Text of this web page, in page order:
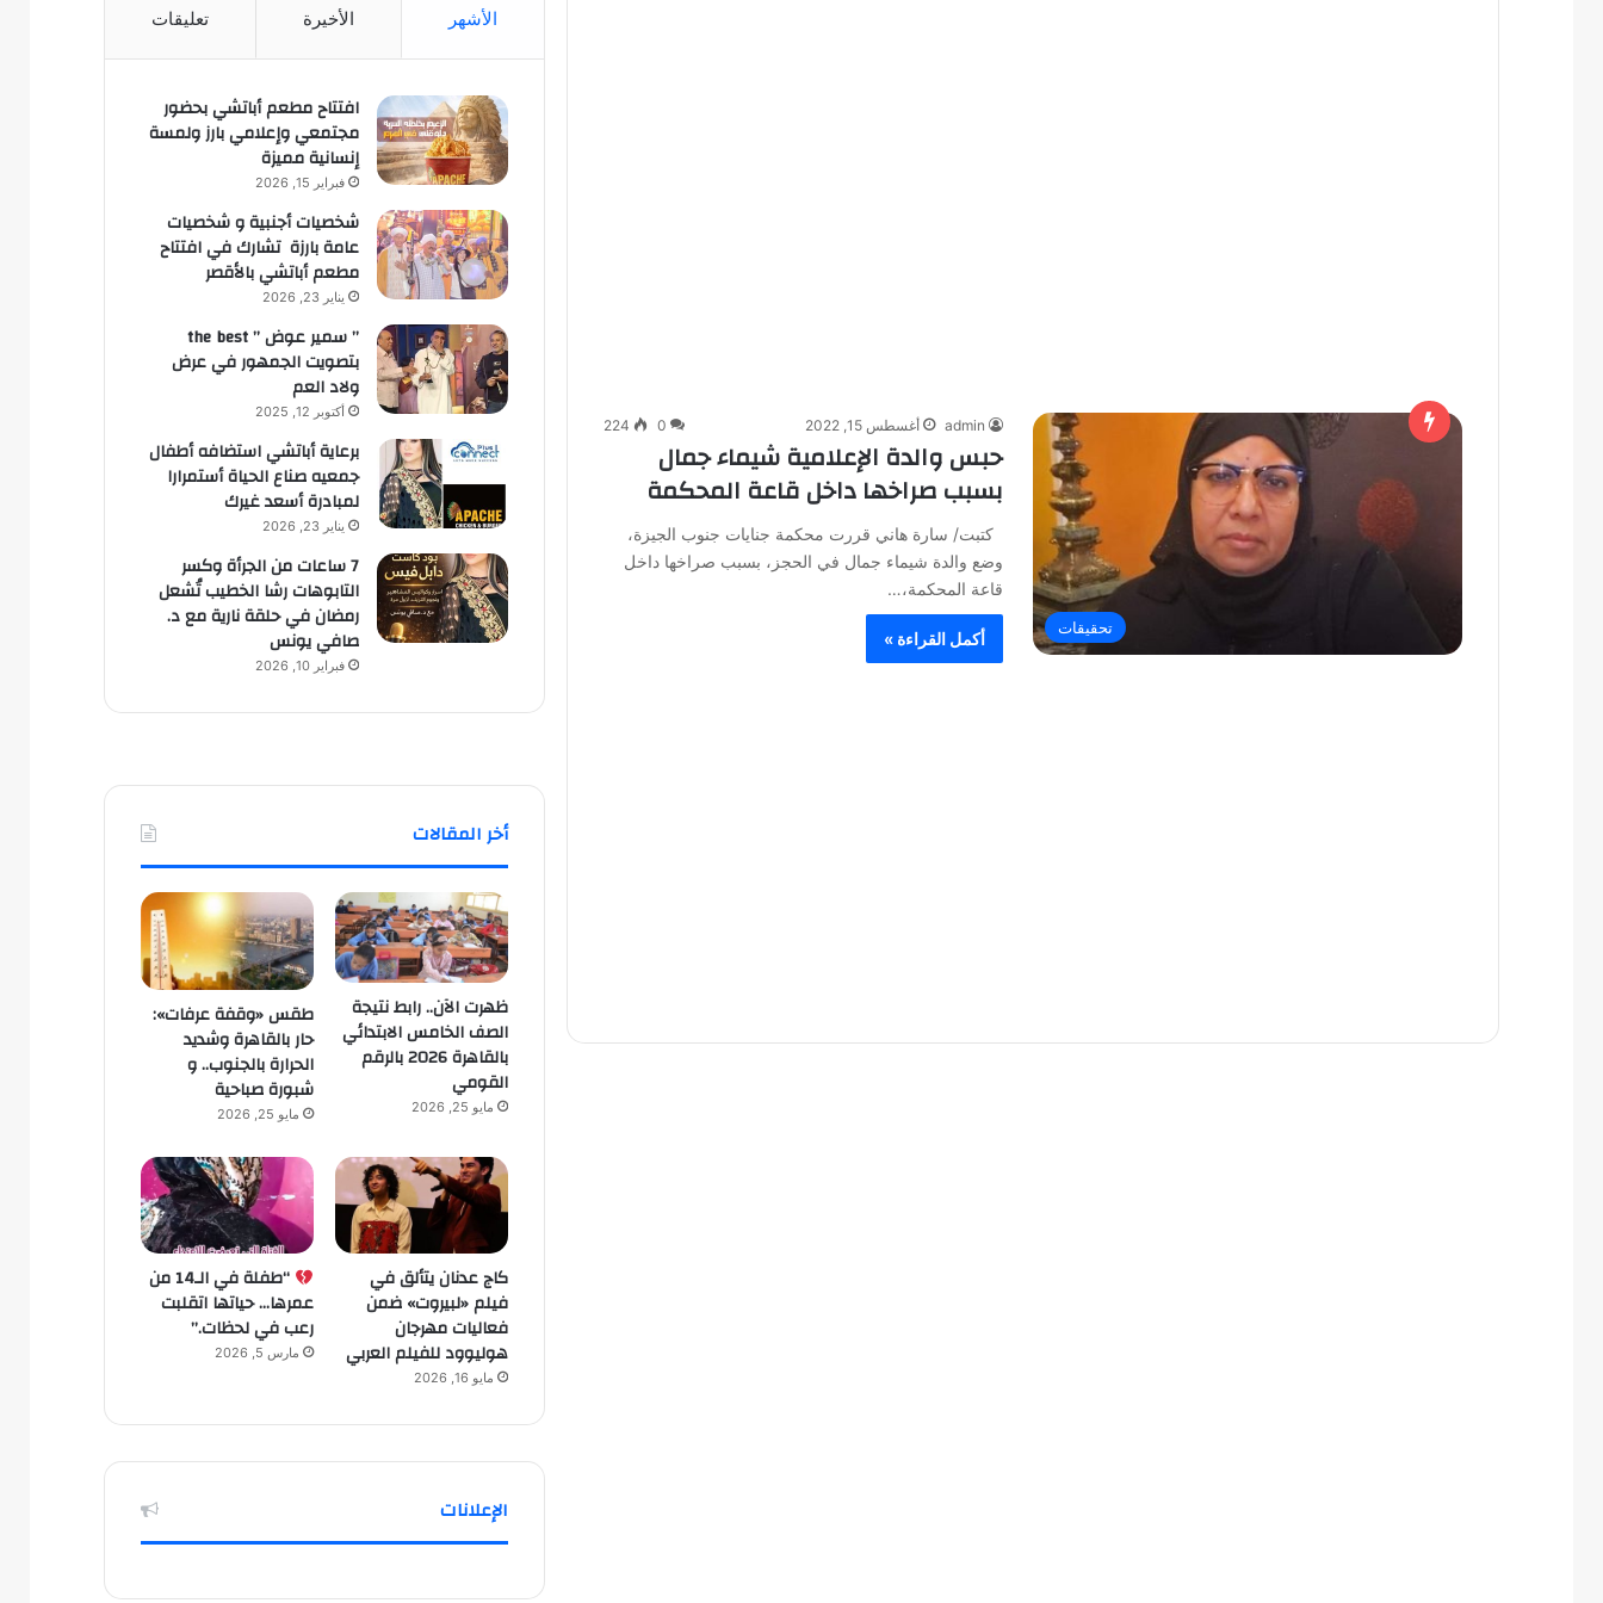
تحقيقات
admin أغسطس 15, 2022 0
224
حبس والدة الإعلامية شيماء جمال
بسبب صراخها داخل قاعة المحكمة
كتبت/ سارة هاني قررت محكمة جنايات جنوب الجيزة،
وضع والدة شيماء جمال في الحجز، بسبب صراخها داخل
قاعة المحكمة،…
أكمل القراءة »
الأشهر الأخيرة تعليقات
افتتاح مطعم أباتشي بحضور
مجتمعي وإعلامي بارز ولمسة
إنسانية مميزة
فبراير 15, 2026
شخصيات أجنبية و شخصيات
عامة بارزة تشارك في افتتاح
مطعم أباتشي بالأقصر
يناير 23, 2026
” سمير عوض ” the best
بتصويت الجمهور في عرض
ولاد العم
أكتوبر 12, 2025
برعاية أباتشي استضافه أطفال
جمعيه صناع الحياة أستمرارا
لمبادرة أسعد غيرك
يناير 23, 2026
7 ساعات من الجرأة وكسر
التابوهات رشا الخطيب تُشعل
رمضان في حلقة نارية مع د.
صافي يونس
فبراير 10, 2026
أخر المقالات
ظهرت الآن.. رابط نتيجة
الصف الخامس الابتدائي
بالقاهرة 2026 بالرقم
القومي
مايو 25, 2026
طقس «وقفة عرفات»:
حار بالقاهرة وشديد
الحرارة بالجنوب.. و
شبورة صباحية
مايو 25, 2026
كاج عدنان يتألق في
فيلم «لبيروت» ضمن
فعاليات مهرجان
هوليوود للفيلم العربي
مايو 16, 2026
“طفلة في الـ14 من
عمرها… حياتها اتقلبت
رعب في لحظات.”
مارس 5, 2026
الإعلانات